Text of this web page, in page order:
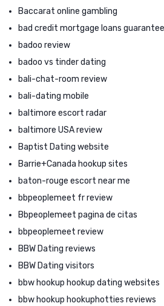
Baccarat online gambling
bad credit mortgage loans
badoo review
badoo vs tinder dating
bali-chat-room review
bali-dating mobile
baltimore escort radar
baltimore USA review
Baptist Dating website
Barrie+Canada hookup sites
baton-rouge escort near me
bbpeoplemeet fr review
Bbpeoplemeet pagina de citas
bbpeoplemeet review
BBW Dating reviews
BBW Dating visitors
bbw hookup hookup dating websites
bbw hookup hookuphotties reviews